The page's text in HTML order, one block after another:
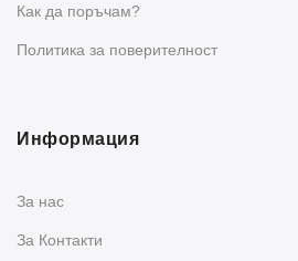
Как да поръчам?
Политика за поверителност
Информация
За нас
За Контакти